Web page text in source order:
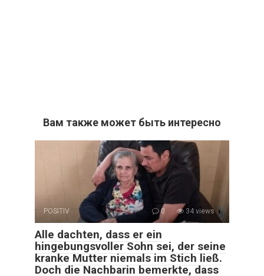
Вам также может быть интересно
POSITIV 0 34 views
Alle dachten, dass er ein
hingebungsvoller Sohn sei, der seine
kranke Mutter niemals im Stich ließ.
Doch die Nachbarin bemerkte, dass